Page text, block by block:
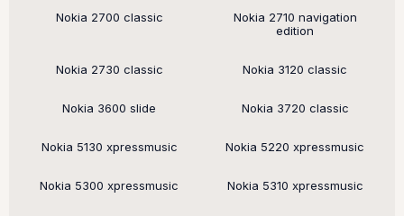
Поддерживаемые модели
Nokia 2700 classic
Nokia 2710 navigation
edition
Nokia 2730 classic Nokia 3120 classic
Nokia 3600 slide Nokia 3720 classic
Nokia 5130 xpressmusic Nokia 5220 xpressmusic
Nokia 5300 xpressmusic Nokia 5310 xpressmusic